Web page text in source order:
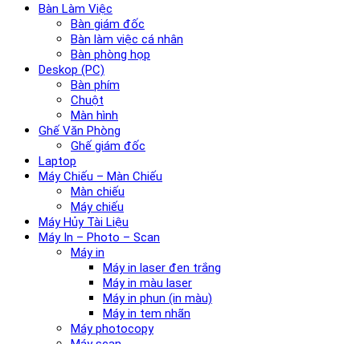
Bàn Làm Việc
Bàn giám đốc
Bàn làm việc cá nhân
Bàn phòng họp
Deskop (PC)
Bàn phím
Chuột
Màn hình
Ghế Văn Phòng
Ghế giám đốc
Laptop
Máy Chiếu – Màn Chiếu
Màn chiếu
Máy chiếu
Máy Hủy Tài Liệu
Máy In – Photo – Scan
Máy in
Máy in laser đen trắng
Máy in màu laser
Máy in phun (in màu)
Máy in tem nhãn
Máy photocopy